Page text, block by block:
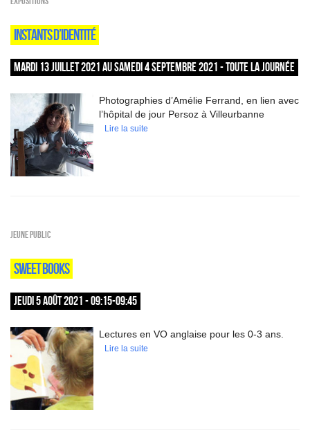
INSTANTS D’IDENTITÉ
MARDI 13 JUILLET 2021 AU SAMEDI 4 SEPTEMBRE 2021 - TOUTE LA JOURNÉE
Photographies d’Amélie Ferrand, en lien avec
l’hôpital de jour Persoz à Villeurbanne
Lire la suite
Jeune public
SWEET BOOKS
JEUDI 5 AOÛT 2021 - 09:15-09:45
Lectures en VO anglaise pour les 0-3 ans.
Lire la suite